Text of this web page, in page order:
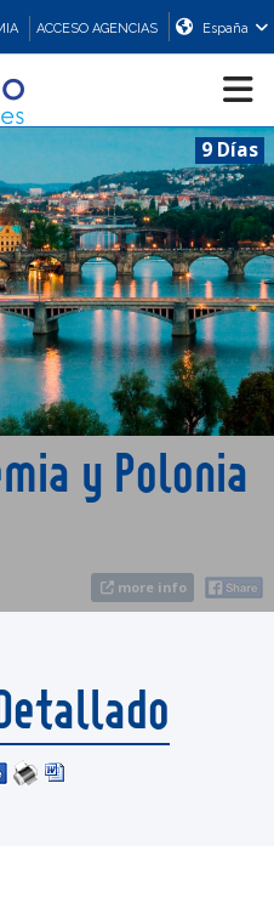
ACCESO AGENCIAS España
9 Días
more info
y Polonia